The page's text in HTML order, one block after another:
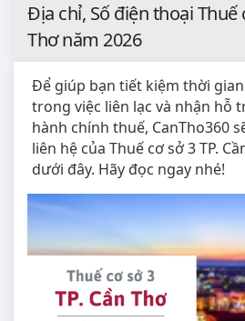
Địa chỉ, Số điện thoại Thuế
Thơ năm 2026
Để giúp bạn tiết kiệm thời
trong việc liên lạc và nhận hỗ
hành chính thuế, CanTho360
liên hệ của Thuế cơ sở 3 TP.
dưới đây. Hãy đọc ngay nhé!